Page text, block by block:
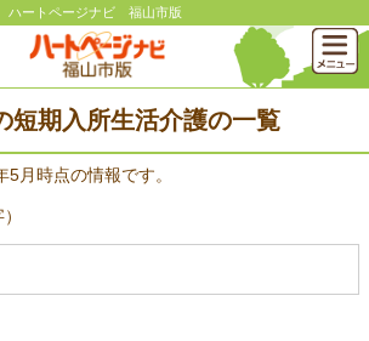
ハートページナビ 福山市版
短期入所生活介護の一覧
月時点の情報です。